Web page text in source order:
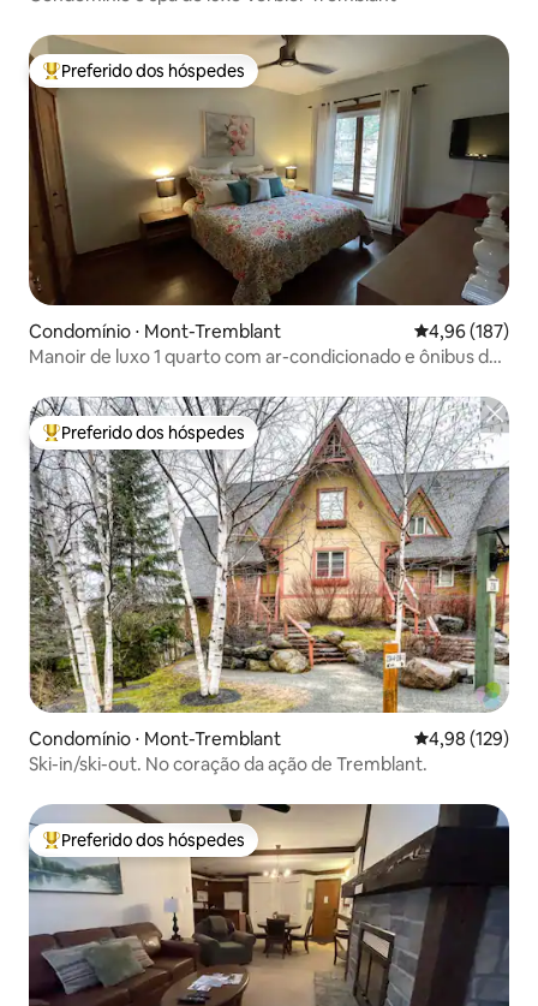
Entre os melhores preferidos dos hóspedes
Preferido dos hóspedes
Condomínio ⋅ Mont-Tremblant 4,96 de uma
4,96 (187)
Manoir de luxo 1 quarto com ar-condicionado e ônibus de
Entre os melhores preferidos dos hóspedes
Preferido dos hóspedes
Condomínio ⋅ Mont-Tremblant 4,98 de uma
4,98 (129)
Ski-in/ski-out. No coração da ação de Tremblant.
Entre os melhores preferidos dos hóspedes
Preferido dos hóspedes